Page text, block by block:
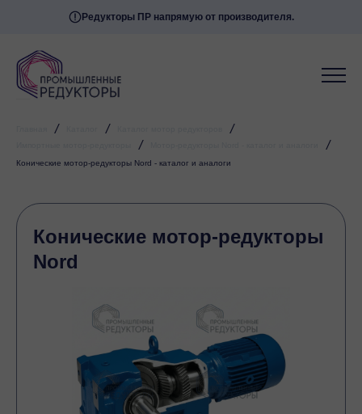
Редукторы ПР напрямую от производителя.
/ / /
/ /
Конические мотор-редукторы Nord - каталог и аналоги
Конические мотор-редукторы
Nord